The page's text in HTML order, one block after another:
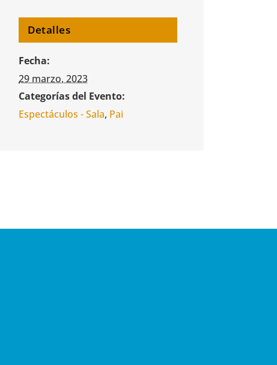
Detalles
Fecha:
29 marzo, 2023
Categorías del Evento:
Espectáculos - Sala, Pai